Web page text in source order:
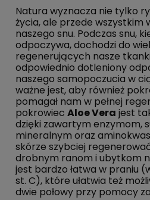
Natura wyznacza nie tylko
życia, ale przede wszystkim
naszego snu. Podczas snu,
odpoczywa, dochodzi do
regenerujących nasze
odpowiednio dotleniony
naszego samopoczucia w
ważne jest, aby również
pomagał nam w pełnej
pokrowiec Aloe Vera jest
dzięki zawartym enzymom,
mineralnym oraz
skórze szybciej
drobnym ranom i ubytkom
jest bardzo łatwa w praniu
st. C), które ułatwia też
dwie połowy przy pomocy